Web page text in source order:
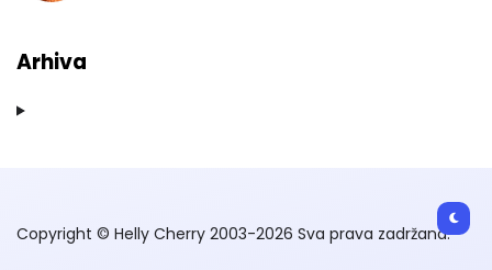
Arhiva
Copyright © Helly Cherry 2003-2026 Sva prava zadržana.